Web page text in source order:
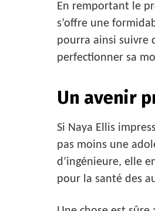
En remportant le
s’offre une
pourra ainsi suivre
perfectionner sa
Un avenir
Si Naya Ellis
pas moins une
d’ingénieure, elle
pour la santé des